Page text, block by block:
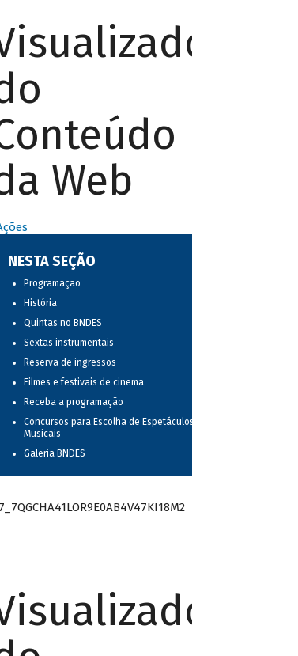
Web
NESTA SEÇÃO
Programação
História
Quintas no BNDES
Sextas instrumentais
Reserva de ingressos
Filmes e festivais de cinema
Receba a programação
Concursos para Escolha de Espetáculos
Musicais
Galeria BNDES